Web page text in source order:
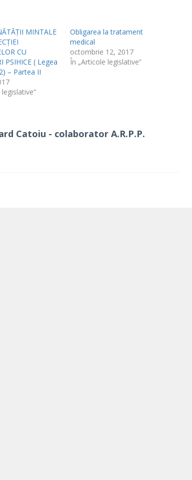
MINTALE
CU
PSIHICE ( Legea
– Partea II
Obligarea la tratament
medical
octombrie 12, 2017
În „Articole legislative”
Catoiu - colaborator A.R.P.P.